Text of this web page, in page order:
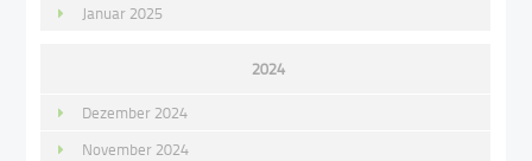
Januar 2025
2024
Dezember 2024
November 2024